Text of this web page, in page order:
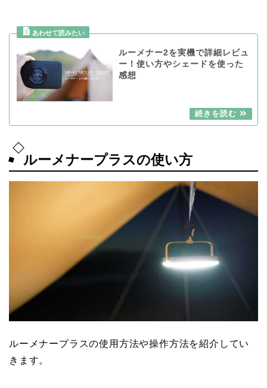
ルーメナー2を実機で詳細レビュ
ー！使い方やシェードを使った
感想
ルーメナープラスの使い方
ルーメナープラスの使用方法や操作方法を紹介してい
きます。